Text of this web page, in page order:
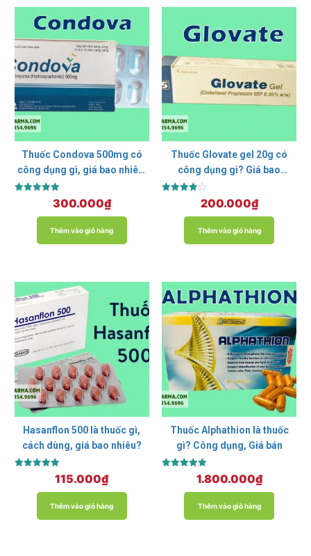
Thuốc Condova 500mg có
công dụng gì, giá bao nhiêu,
mua ở đâu?
Được xếp
5.00
300.000₫
Thêm vào giỏ hàng
Thuốc Glovate gel 20g có
công dụng gì? Giá bao
nhiêu? Mua ở đâu?
4.00
200.000₫
Thêm vào giỏ hàng
Hasanflon 500 là thuốc gì,
cách dùng, giá bao nhiêu?
5.00
115.000₫
Thêm vào giỏ hàng
Thuốc Alphathion là thuốc
gì? Công dụng, Giá bán
Được xếp
5.00
1.800.000₫
Thêm vào giỏ hàng